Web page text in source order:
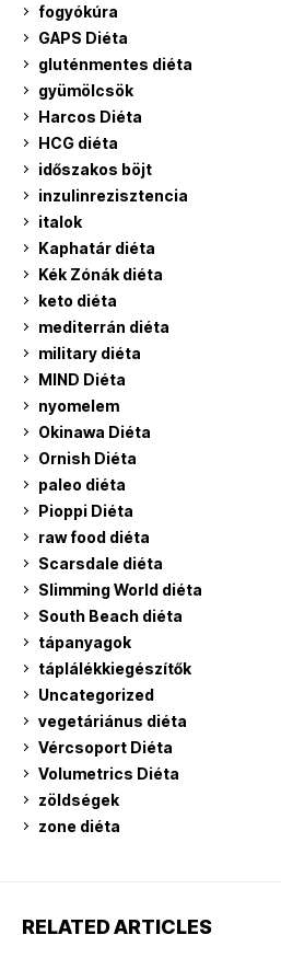
fogyókúra
GAPS Diéta
gluténmentes diéta
gyümölcsök
Harcos Diéta
HCG diéta
időszakos böjt
inzulinrezisztencia
italok
Kaphatár diéta
Kék Zónák diéta
keto diéta
mediterrán diéta
military diéta
MIND Diéta
nyomelem
Okinawa Diéta
Ornish Diéta
paleo diéta
Pioppi Diéta
raw food diéta
Scarsdale diéta
Slimming World diéta
South Beach diéta
tápanyagok
táplálékkiegészítők
Uncategorized
vegetáriánus diéta
Vércsoport Diéta
Volumetrics Diéta
zöldségek
zone diéta
RELATED ARTICLES